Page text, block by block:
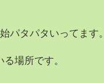
パタパタいってます。
場所です。